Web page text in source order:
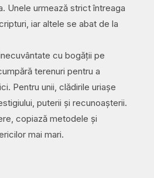
Unele urmează strict întreaga
iar altele se abat de la
cu bogății pe
terenuri pentru a
Pentru unii, clădirile uriașe
puterii și recunoașterii.
copiază metodele și
mai mari.